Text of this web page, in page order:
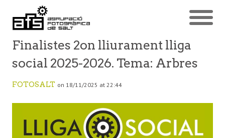
Finalistes 2on lliurament lliga
social 2025-2026. Tema: Arbres
FOTOSALT on 18/11/2025 at 22:44